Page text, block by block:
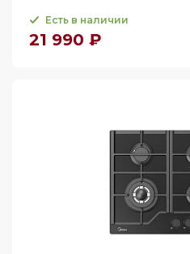
Есть в наличии
21 990 ₽